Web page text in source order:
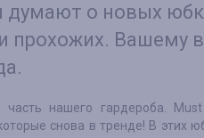
думают о новых
прохожих. Вашему
нашего гардероба.
снова в тренде! В этих